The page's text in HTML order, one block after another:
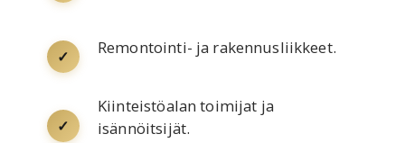
✓ Remontointi- ja rakennusliikkeet.
✓
Kiinteistöalan toimijat ja
isännöitsijät.